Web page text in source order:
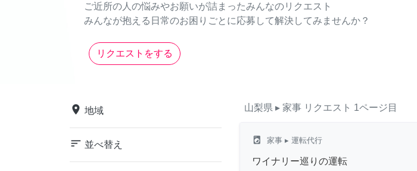
ご近所の人の悩みやお願いが詰まったみんなのリクエスト
みんなが抱える日常のお困りごとに応募して解決してみませんか？
リクエストをする
place 地域
sort 並べ替え
山梨県 ▸ 家事 リクエスト 1ページ目
local_laundry_service 家事 ▸ 運転代行
ワイナリー巡りの運転